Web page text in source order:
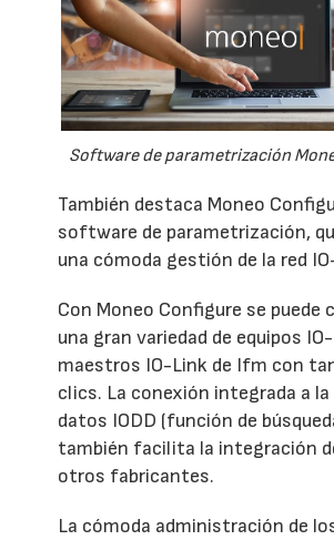
Software de parametrización
También destaca Moneo
software de parametrización,
una cómoda gestión de la red
Con Moneo Configure se puede
una gran variedad de equipos
maestros IO-Link de Ifm con
clics. La conexión integrada a la
datos IODD (función de
también facilita la integración
otros fabricantes.
La cómoda administración de